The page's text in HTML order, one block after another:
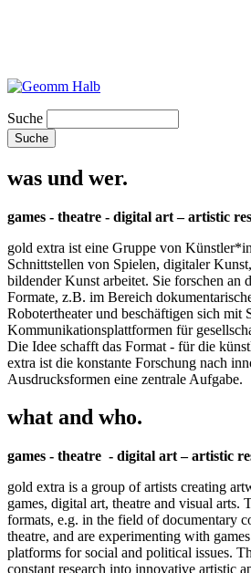
Suche
was und wer.
games - theatre - digital art – artistic
gold extra ist eine Gruppe von
Schnittstellen von Spielen, digitaler
bildender Kunst arbeitet. Sie forschen an
Formate, z.B. im Bereich
Robotertheater und beschäftigen sich mit
Kommunikationsplattformen für
Die Idee schafft das Format - für die
extra ist die konstante Forschung nach
Ausdrucksformen eine zentrale Aufgabe.
what and who.
games - theatre - digital art – artistic
gold extra is a group of artists creating
games, digital art, theatre and visual arts.
formats, e.g. in the field of documentary
theatre, and are experimenting with
platforms for social and political issues.
constant research into innovative artistic